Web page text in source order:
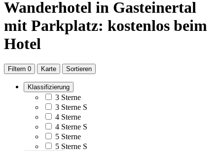
Wanderhotel in Gasteinertal
mit Parkplatz: kostenlos beim
Hotel
Filtern 0 Karte Sortieren
Klassifizierung
3 Sterne
3 Sterne S
4 Sterne
4 Sterne S
5 Sterne
5 Sterne S